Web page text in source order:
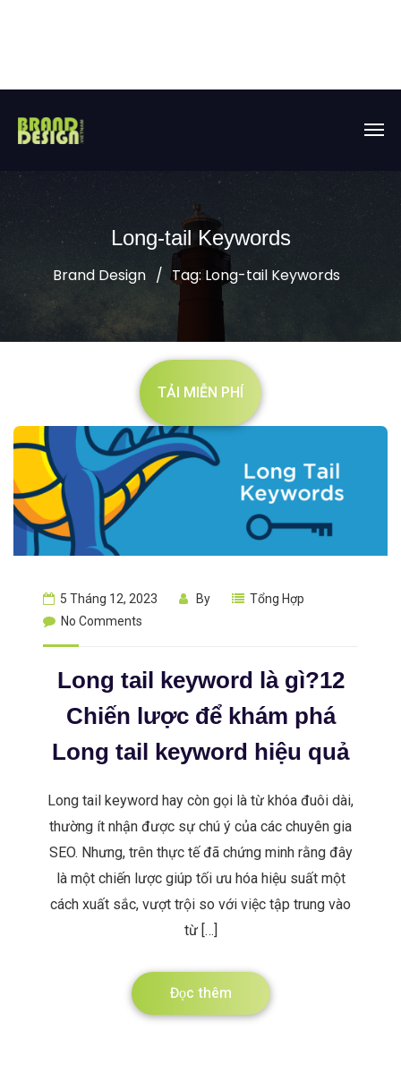
Long-tail Keywords
Brand Design Tag: Long-tail Keywords
TẢI MIỄN PHÍ
5 Tháng 12, 2023 By
Tổng Hợp
No Comments
Long tail keyword là gì?12
Chiến lược để khám phá
Long tail keyword hiệu quả
Long tail keyword hay còn gọi là từ khóa đuôi dài,
thường ít nhận được sự chú ý của các chuyên gia
SEO. Nhưng, trên thực tế đã chứng minh rằng đây
là một chiến lược giúp tối ưu hóa hiệu suất một
cách xuất sắc, vượt trội so với việc tập trung vào
từ […]
Đọc thêm